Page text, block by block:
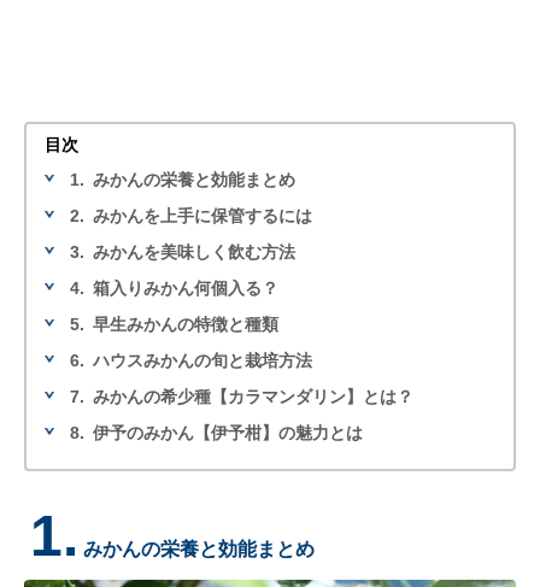
目次
1. みかんの栄養と効能まとめ
2. みかんを上手に保管するには
3. みかんを美味しく飲む方法
4. 箱入りみかん何個入る？
5. 早生みかんの特徴と種類
6. ハウスみかんの旬と栽培方法
7. みかんの希少種【カラマンダリン】とは？
8. 伊予のみかん【伊予柑】の魅力とは
1. みかんの栄養と効能まとめ